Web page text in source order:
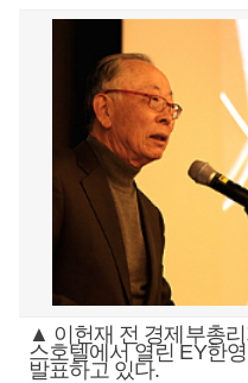
▲ 이헌재 전 경제부총
스호텔에서 열린 EY한
발표하고 있다.